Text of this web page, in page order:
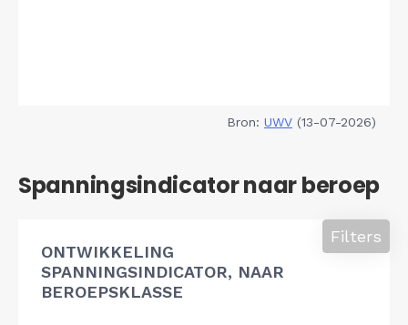
Bron: UWV (13-07-2026)
Spanningsindicator naar beroep
ONTWIKKELING
SPANNINGSINDICATOR, NAAR
BEROEPSKLASSE
Filters